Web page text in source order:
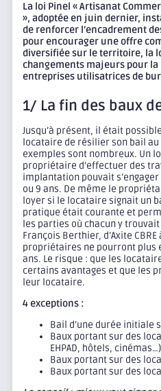
La loi Pinel « Artisanat
», adoptée en juin dernier,
de renforcer l’encadrement
pour encourager une offre
diversifiée sur le territoire, la
changements majeurs pour
entreprises utilisatrices de
1/ La fin des baux
Jusqu’à présent, il était
locataire de résilier son bail au
exemples sont nombreux. Un
propriétaire d’effectuer des
implantation pouvait
ou 9 ans. De même le
loyer si le locataire signait un
pratique était courante et
les parties où chacun y
François Berthier, d’Axite
propriétaires ne pourront plus
ans. Le risque : que les
certains avantages et que les
leur locataire.
4 exceptions :
Bail d’une durée initiale
Baux portant sur des
EHPAD, hôtels,
Baux portant sur des
Baux portant sur des